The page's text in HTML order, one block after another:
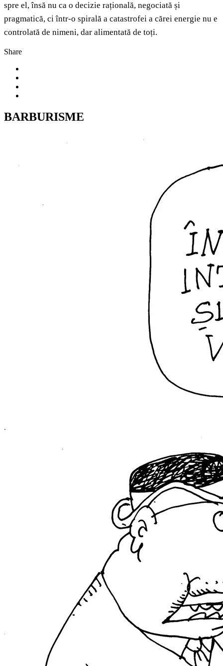
spre el, însă nu ca o decizie rațională, negociată și
pragmatică, ci într-o spirală a catastrofei a cărei energie nu e
controlată de nimeni, dar alimentată de toți.
Share
BARBURISME